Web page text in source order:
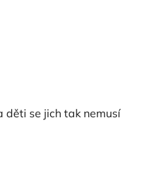
děti se jich tak nemusí